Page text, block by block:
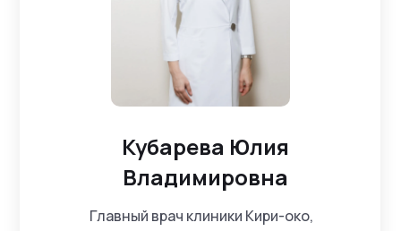
Кубарева Юлия
Владимировна
Главный врач клиники Кири-око,